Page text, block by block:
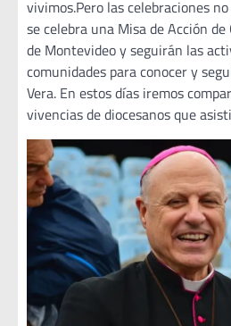
vivimos.Pero las celebraciones
se celebra una Misa de Acción
de Montevideo y seguirán las
comunidades para conocer y
Vera. En estos días iremos
vivencias de diocesanos que